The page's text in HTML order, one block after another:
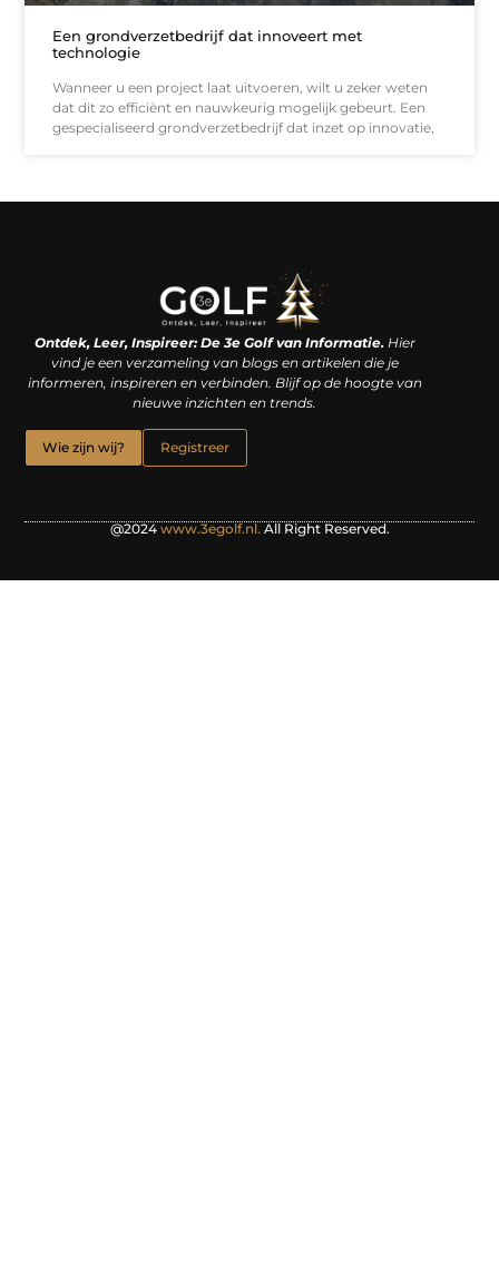
Een grondverzetbedrijf dat innoveert met
technologie
Wanneer u een project laat uitvoeren, wilt u zeker weten
dat dit zo efficiënt en nauwkeurig mogelijk gebeurt. Een
gespecialiseerd grondverzetbedrijf dat inzet op innovatie,
Ontdek, Leer, Inspireer: De 3e Golf van Informatie.Hier
vind je een verzameling van blogs en artikelen die je
informeren, inspireren en verbinden. Blijf op de hoogte van
nieuwe inzichten en trends.
Wie zijn wij? Registreer
@2024www.3egolf.nl.All Right Reserved.